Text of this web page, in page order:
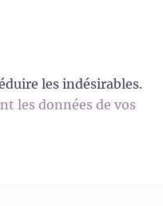
les indésirables.
les données de vos